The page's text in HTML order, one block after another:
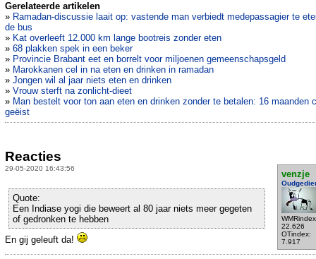
Gerelateerde artikelen
» Ramadan-discussie laait op: vastende man verbiedt medepassagier te
de bus
» Kat overleeft 12.000 km lange bootreis zonder eten
» 68 plakken spek in een beker
» Provincie Brabant eet en borrelt voor miljoenen gemeenschapsgeld
» Marokkanen cel in na eten en drinken in ramadan
» Jongen wil al jaar niets eten en drinken
» Vrouw sterft na zonlicht-dieet
» Man bestelt voor ton aan eten en drinken zonder te betalen: 16 maanden
geëist
Reacties
29-05-2020 16:43:56
venzje
22.626
OTindex:
7.917
Quote:
Een Indiase yogi die beweert al 80 jaar niets meer gegeten
of gedronken te hebben
En gij geleuft da!